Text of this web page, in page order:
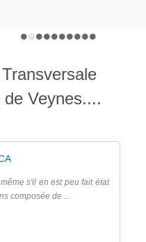
Veynes....
s'il en est peu fait état
composée de ...